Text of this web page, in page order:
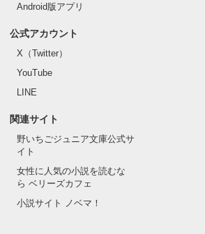
Android版アプリ
公式アカウント
X（Twitter）
YouTube
LINE
関連サイト
野いちごジュニア文庫公式サ
イト
女性に人気の小説を読むな
ら ベリーズカフェ
小説サイト ノベマ！